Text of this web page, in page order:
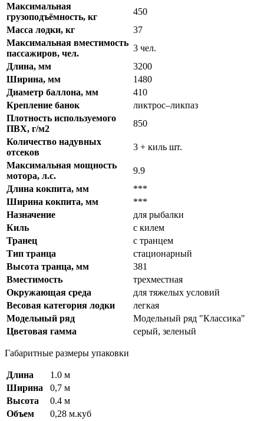
Максимальная
грузоподъёмность, кг
450
Масса лодки, кг
37
Максимальная вместимость
пассажиров, чел.
3 чел.
Длина, мм
3200
Ширина, мм
1480
Диаметр баллона, мм
410
Крепление банок
ликтрос–ликпаз
Плотность используемого
ПВХ, г/м2
850
Количество надувных
отсеков
3 + киль шт.
Максимальная мощность
мотора, л.с.
9.9
Длина кокпита, мм
***
Ширина кокпита, мм
***
Назначение
для рыбалки
Киль
с килем
Транец
с транцем
Тип транца
стационарный
Высота транца, мм
381
Вместимость
трехместная
Окружающая среда
для тяжелых условий
Весовая категория лодки
легкая
Модельный ряд
Модельный ряд "Классика"
Цветовая гамма
серый, зеленый
Габаритные размеры упаковки
Длина
1.0 м
Ширина
0,7 м
Высота
0.4 м
Объем
0,28 м.куб